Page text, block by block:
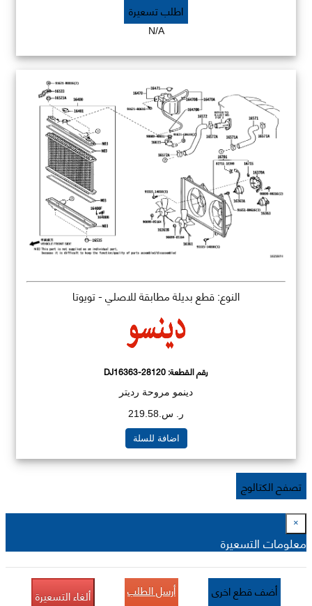
اطلب تسعيرة
N/A
النوع: قطع بديلة مطابقة للاصلي - تويوتا
رقم القطعة:DJ16363-28120
دينمو مروحة رديتر
ر. س.219.58
اضافة للسلة
تصفح الكتالوج
×
معلومات التسعيرة
أضف قطع اخرى أرسل الطلب ألغاء التسعيرة